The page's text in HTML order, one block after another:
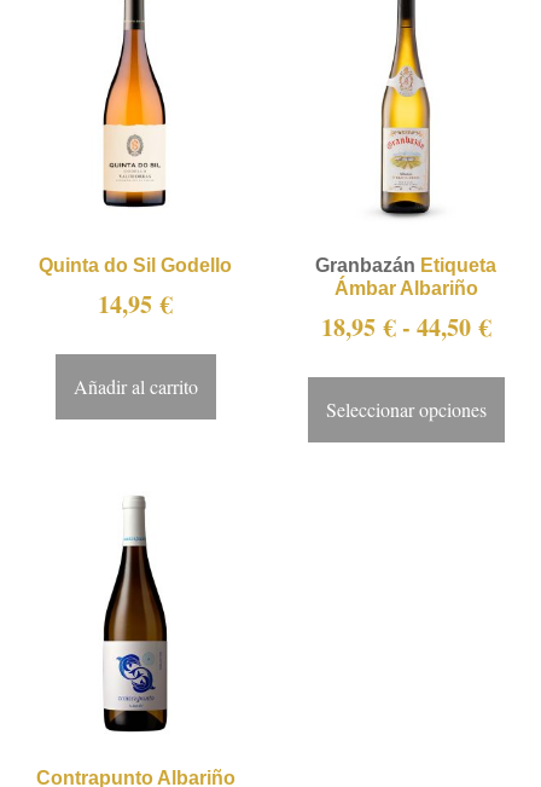
Quinta do Sil Godello
14,95€
Añadir al carrito
Granbazán Etiqueta
Ámbar Albariño
18,95€- 44,50€
Seleccionar opciones
Contrapunto Albariño